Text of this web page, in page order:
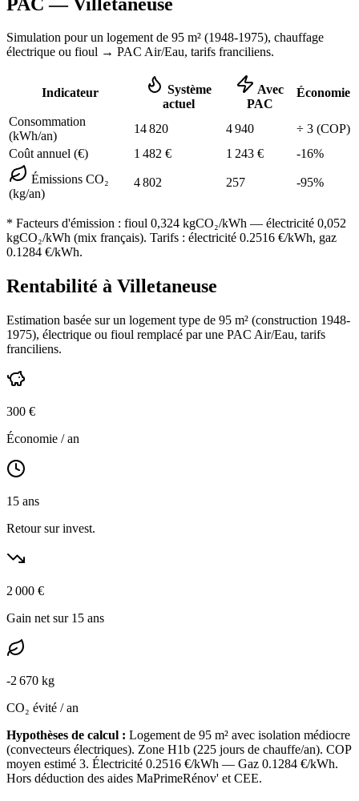
Simulation pour un logement de 95 m² (1948-1975), chauffage
électrique ou fioul → PAC Air/Eau, tarifs franciliens.
Indicateur
Système
actuel
Avec
PAC
Économie
Consommation
(kWh/an)
14 820 4 940 ÷ 3 (COP)
Coût annuel (€)
1 482 € 1 243 € -16%
Émissions CO₂
(kg/an)
4 802 257 -95%
* Facteurs d'émission : fioul 0,324 kgCO₂/kWh — électricité 0,052
kgCO₂/kWh (mix français). Tarifs : électricité 0.2516 €/kWh, gaz
0.1284 €/kWh.
Rentabilité à Villetaneuse
Estimation basée sur un logement type de 95 m² (construction 1948-
1975), électrique ou fioul remplacé par une PAC Air/Eau, tarifs
franciliens.
300 €
Économie / an
15 ans
Retour sur invest.
2 000 €
Gain net sur 15 ans
-2 670 kg
CO₂ évité / an
Hypothèses de calcul : Logement de 95 m² avec isolation médiocre
(convecteurs électriques). Zone H1b (225 jours de chauffe/an). COP
moyen estimé 3. Électricité 0.2516 €/kWh — Gaz 0.1284 €/kWh.
Hors déduction des aides MaPrimeRénov' et CEE.